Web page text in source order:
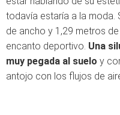
todavía estaría a la moda.
de ancho y 1,29 metros
encanto deportivo. Una
muy pegada al suelo y
antojo con los flujos de